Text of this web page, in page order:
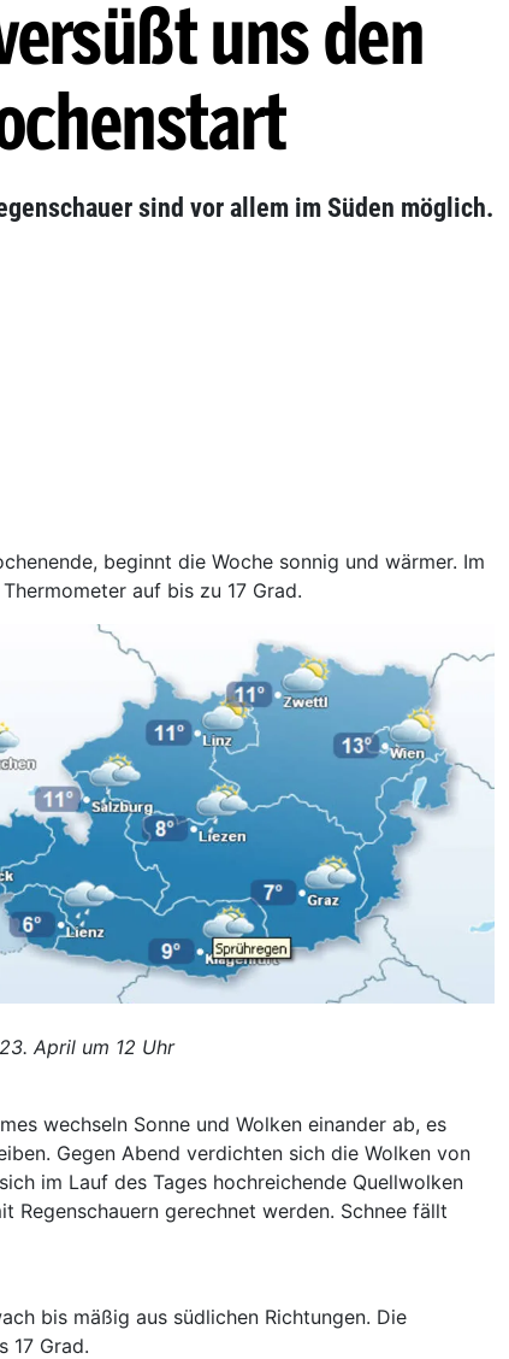
uns den
sind vor allem im Süden möglich.
beginnt die Woche sonnig und wärmer. Im
auf bis zu 17 Grad.
April um 12 Uhr
wechseln Sonne und Wolken einander ab, es
Gegen Abend verdichten sich die Wolken von
im Lauf des Tages hochreichende Quellwolken
Regenschauern gerechnet werden. Schnee fällt
bis mäßig aus südlichen Richtungen. Die
17 Grad.